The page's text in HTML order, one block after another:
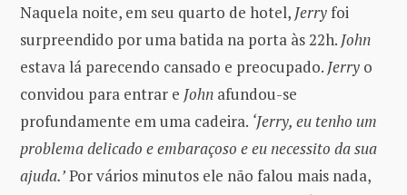
Naquela noite, em seu quarto de hotel, Jerryfoi
surpreendido por uma batida na porta às 22h. John
estava lá parecendo cansado e preocupado. Jerry o
convidou para entrar e John afundou-se
profundamente em uma cadeira. ‘Jerry, eu tenho um
problema delicado e embaraçoso e eu necessito da sua
ajuda.’Por vários minutos ele não falou mais nada,